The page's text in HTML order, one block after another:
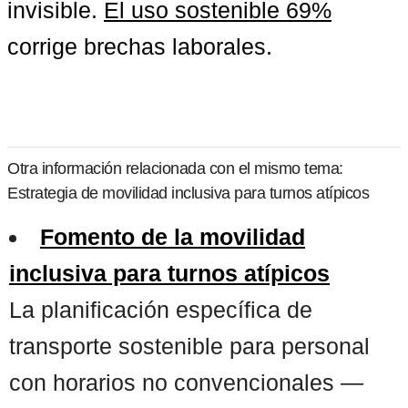
invisible. El uso sostenible 69%
corrige brechas laborales.
Otra información relacionada con el mismo tema:
Estrategia de movilidad inclusiva para turnos atípicos
Fomento de la movilidad
inclusiva para turnos atípicos
La planificación específica de
transporte sostenible para personal
con horarios no convencionales —